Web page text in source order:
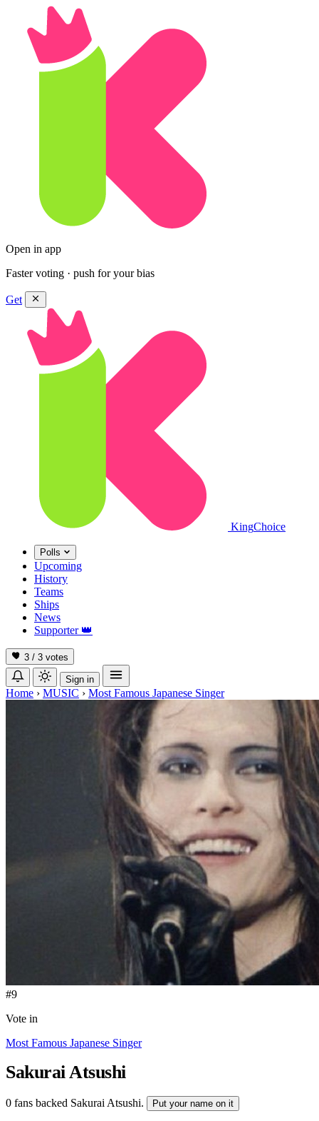
Open in app
Faster voting · push for your bias
Get
KingChoice
Polls
Upcoming
History
Teams
Ships
News
Supporter 👑
3 / 3 votes
Sign in
Home › MUSIC › Most Famous Japanese Singer
#9
Vote in
Most Famous Japanese Singer
Sakurai Atsushi
0 fans backed Sakurai Atsushi. Put your name on it